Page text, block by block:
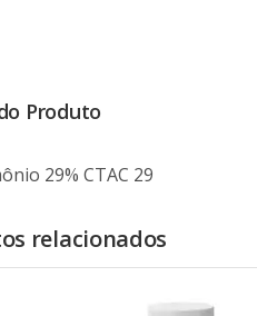
Produto
29% CTAC 29
relacionados